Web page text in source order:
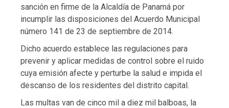
sanción en firme de la Alcaldía de Panamá por
incumplir las disposiciones del Acuerdo Municipal
número 141 de 23 de septiembre de 2014.
Dicho acuerdo establece las regulaciones para
prevenir y aplicar medidas de control sobre el ruido
cuya emisión afecte y perturbe la salud e impida el
descanso de los residentes del distrito capital.
Las multas van de cinco mil a diez mil balboas, la